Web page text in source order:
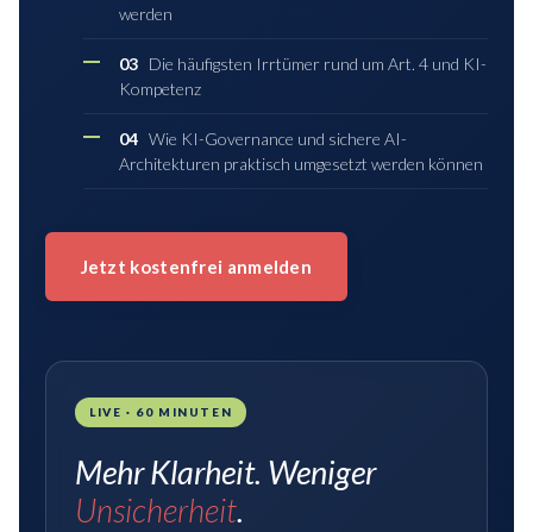
werden
03 Die häufigsten Irrtümer rund um Art. 4 und KI-
Kompetenz
04 Wie KI-Governance und sichere AI-
Architekturen praktisch umgesetzt werden können
Jetzt kostenfrei anmelden
LIVE · 60 MINUTEN
Mehr Klarheit. Weniger
Unsicherheit.